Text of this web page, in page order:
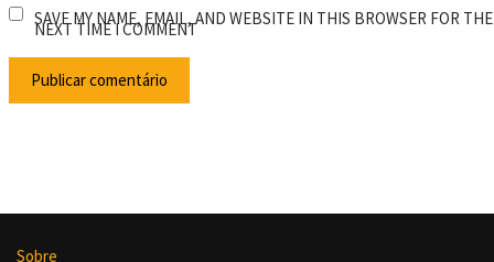
SAVE MY NAME, EMAIL, AND WEBSITE IN THIS BROWSER FOR THE
NEXT TIME I COMMENT
Sobre